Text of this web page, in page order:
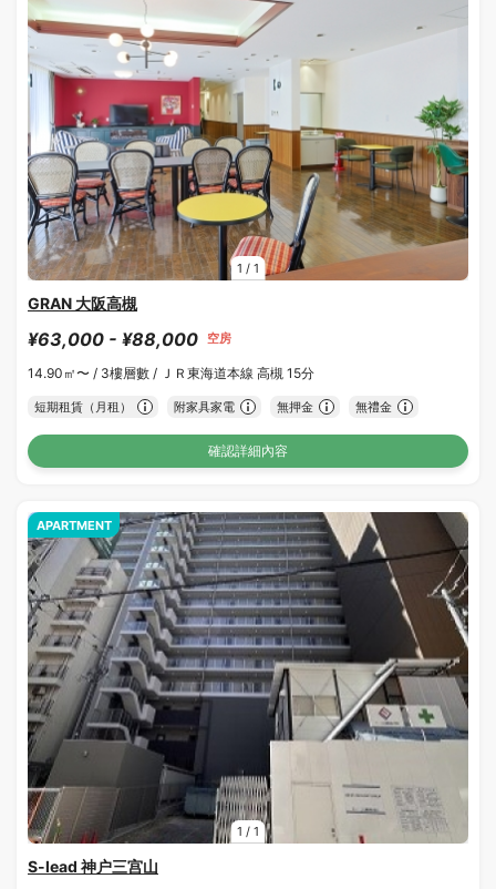
1 / 1
GRAN 大阪高槻
¥63,000 - ¥88,000 空房
14.90㎡〜 / 3樓層數 / ＪＲ東海道本線 高槻 15分
短期租賃（月租） 附家具家電 無押金 無禮金
確認詳細內容
1 / 1
APARTMENT
S-lead 神户三宫山